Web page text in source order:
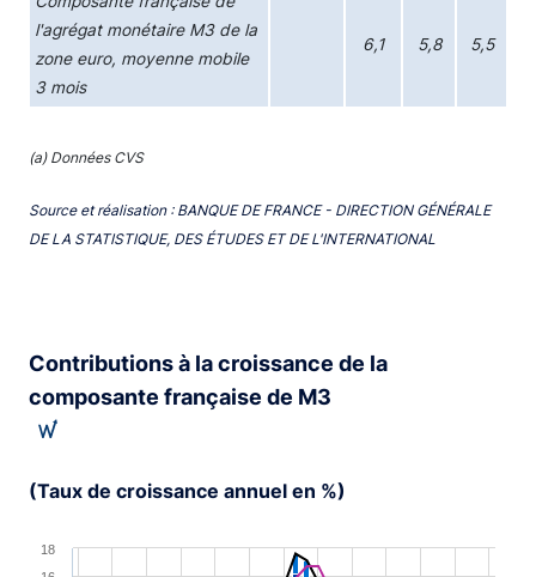
l'agrégat monétaire M3 de la
zone euro, moyenne mobile
3 mois
6,1 5,8 5,5
(a) Données CVS
Source et réalisation : BANQUE DE FRANCE - DIRECTION GÉNÉRALE
DE LA STATISTIQUE, DES ÉTUDES ET DE L'INTERNATIONAL
Contributions à la croissance de la
composante française de M3
(Taux de croissance annuel en %)
18